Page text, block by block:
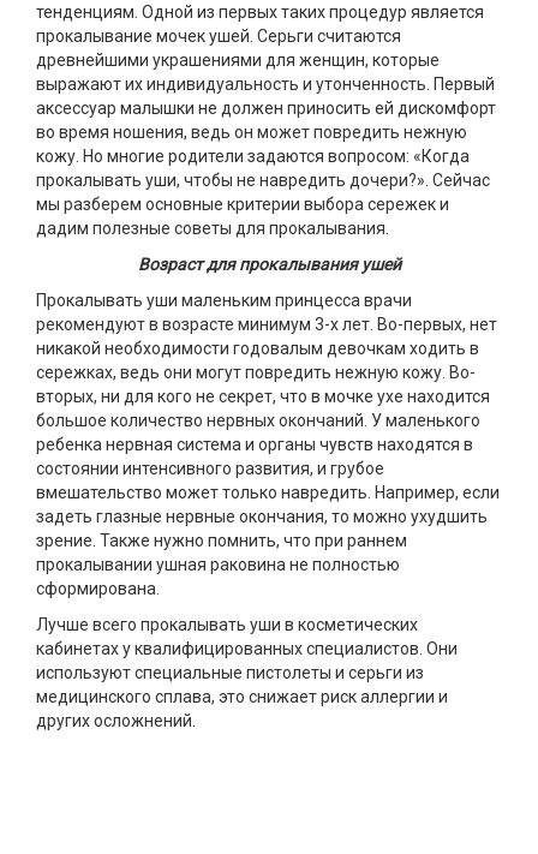
тенденциям. Одной из первых таких процедур является
прокалывание мочек ушей. Серьги считаются
древнейшими украшениями для женщин, которые
выражают их индивидуальность и утонченность. Первый
аксессуар малышки не должен приносить ей дискомфорт
во время ношения, ведь он может повредить нежную
кожу. Но многие родители задаются вопросом: «Когда
прокалывать уши, чтобы не навредить дочери?». Сейчас
мы разберем основные критерии выбора сережек и
дадим полезные советы для прокалывания.
Возраст для прокалывания ушей
Прокалывать уши маленьким принцесса врачи
рекомендуют в возрасте минимум 3-х лет. Во-первых, нет
никакой необходимости годовалым девочкам ходить в
сережках, ведь они могут повредить нежную кожу. Во-
вторых, ни для кого не секрет, что в мочке ухе находится
большое количество нервных окончаний. У маленького
ребенка нервная система и органы чувств находятся в
состоянии интенсивного развития, и грубое
вмешательство может только навредить. Например, если
задеть глазные нервные окончания, то можно ухудшить
зрение. Также нужно помнить, что при раннем
прокалывании ушная раковина не полностью
сформирована.
Лучше всего прокалывать уши в косметических
кабинетах у квалифицированных специалистов. Они
используют специальные пистолеты и серьги из
медицинского сплава, это снижает риск аллергии и
других осложнений.